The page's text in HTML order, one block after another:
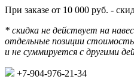
При заказе от 10 000 руб. -
* скидка не действует на
отдельные позиции
и не суммируется с другими
+7-904-976-21-34